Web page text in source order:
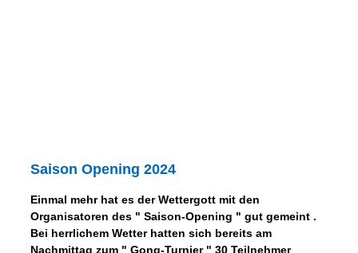
Saison Opening 2024
Einmal mehr hat es der Wettergott mit den
Organisatoren des " Saison-Opening " gut gemeint .
Bei herrlichem Wetter hatten sich bereits am
Nachmittag zum " Gong-Turnier " 30 Teilnehmer